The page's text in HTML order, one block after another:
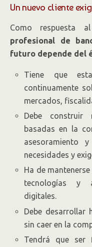
Un nuevo cliente
Como respuesta
profesional de
futuro depende del
Tiene que
continuamente
mercados,
Debe construir
basadas en la
asesoramiento
necesidades y
Ha de
tecnologías y
digitales.
Debe desarrollar
sin caer en la
Tendrá que